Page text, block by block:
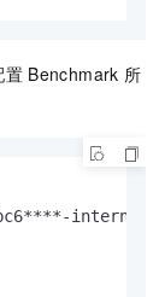
置 Benchmark 所